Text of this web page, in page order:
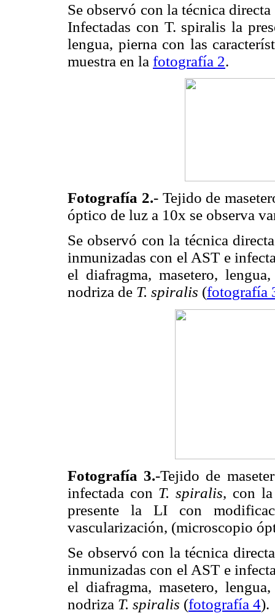
Se observó con la técnica
Infectadas con T. spiralis la
lengua, pierna con las
muestra en la fotografía 2.
Fotografía 2.- Tejido de
óptico de luz a 10x se observa
Se observó con la técnica
inmunizadas con el AST e
el diafragma, masetero,
nodriza de T. spiralis (fotografía
Fotografía 3.-Tejido de
infectada con T. spiralis, con la
presente la LI con
vascularización, (microscopio
Se observó con la técnica
inmunizadas con el AST e
el diafragma, masetero,
nodriza T. spiralis (fotografía 4).